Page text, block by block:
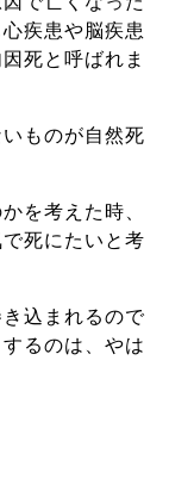
疾患や脳疾患
死と呼ばれま
ものが自然死
を考えた時、
死にたいと考
込まれるので
るのは、やは